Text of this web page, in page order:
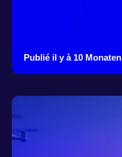
Publié il y à 10 Monaten